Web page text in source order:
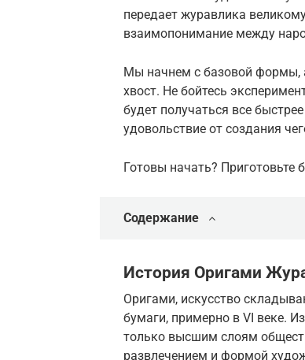
передает журавлика
взаимопонимание между
Мы начнем с базовой формы,
хвост. Не бойтесь
будет получаться все
удовольствие от создания
Готовы начать? Приготовьте
Содержание
История Оригами
Оригами, искусство
бумаги, примерно в VI веке.
только высшим слоям
развлечением и формой